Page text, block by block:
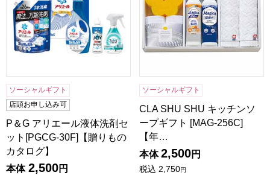
ソーシャルギフト
店頭お申し込み可
P＆G アリエール液体洗剤セ
ット[PGCG-30F]【贈りもの
カタログ】
本体 2,500円
ソーシャルギフト
CLA SHU SHU キッチンソ
ープギフト [MAG-256C]
【年…
本体 2,500円
税込 2,750円